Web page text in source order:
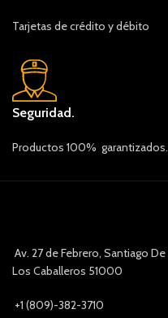
Tarjetas de crédito y débito
Seguridad.
Productos 100% garantizados.
Av. 27 de Febrero, Santiago De
Los Caballeros 51000
+1 (809)-382-3710